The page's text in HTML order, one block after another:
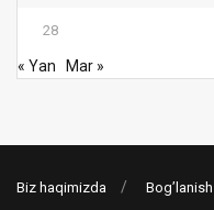
28
« Yan Mar »
Biz haqimizda Bog’lanish